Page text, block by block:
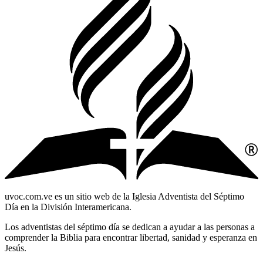
uvoc.com.ve es un sitio web de la Iglesia Adventista del Séptimo
Día en la División Interamericana.
Los adventistas del séptimo día se dedican a ayudar a las personas a
comprender la Biblia para encontrar libertad, sanidad y esperanza en
Jesús.